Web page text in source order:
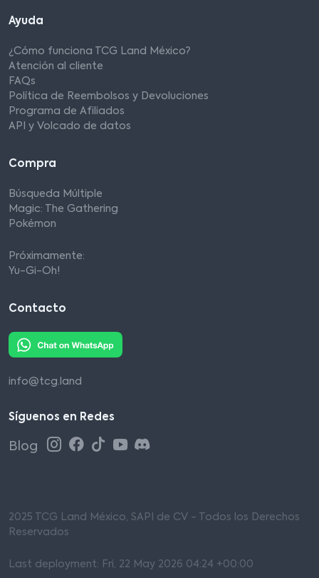
Ayuda
¿Cómo funciona TCG Land México?
Atención al cliente
FAQs
Política de Reembolsos y Devoluciones
Programa de Afiliados
API y Volcado de datos
Compra
Búsqueda Múltiple
Magic: The Gathering
Pokémon
Próximamente:
Yu-Gi-Oh!
Contacto
info@tcg.land
Síguenos en Redes
Blog
2025 TCG Land México, SAPI de CV - Todos los Derechos
Reservados
Last deployment: Fri, 22 May 2026 04:24 +00:00